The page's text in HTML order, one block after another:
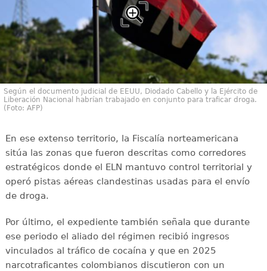
Según el documento judicial de EEUU, Diodado Cabello y la Ejército de
Liberación Nacional habrían trabajado en conjunto para traficar droga.
(Foto: AFP)
En ese extenso territorio, la Fiscalía norteamericana
sitúa las zonas que fueron descritas como corredores
estratégicos donde el ELN mantuvo control territorial y
operó pistas aéreas clandestinas usadas para el envío
de droga.
Por último, el expediente también señala que durante
ese periodo el aliado del régimen recibió ingresos
vinculados al tráfico de cocaína y que en 2025
narcotraficantes colombianos discutieron con un